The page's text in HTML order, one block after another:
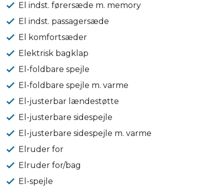
El indst. førersæde m. memory
El indst. passagersæde
El komfortsæder
Elektrisk bagklap
El-foldbare spejle
El-foldbare spejle m. varme
El-justerbar lændestøtte
El-justerbare sidespejle
El-justerbare sidespejle m. varme
Elruder for
Elruder for/bag
El-spejle